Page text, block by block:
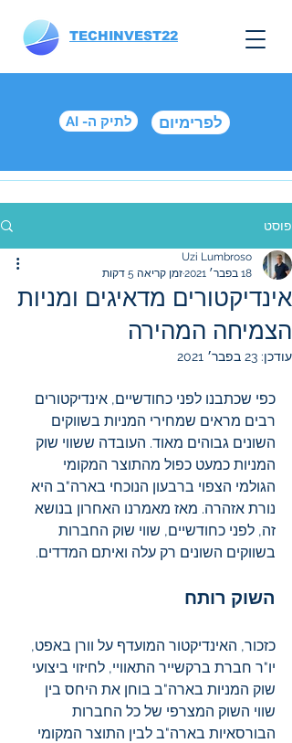
TECHINVEST22
AI -לתיק ה לפרימיום
פוסט
אינדיקטורים מדאיגים ומניות
הצמיחה המהירה
Uzi Lumbroso
18 בפבר׳ 2021
זמן קריאה 5 דקות
עודכן: 23 בפבר׳ 2021
כפי שכתבנו לפני כחודשיים, אינדיקטורים
רבים מראים שמחירי המניות בשווקים
השונים גבוהים מאוד. העובדה ששווי שוק
המניות כמעט כפול מהתוצר המקומי
הגולמי הצפוי ברבעון הנוכחי בארה"ב היא
נורת אזהרה. מאז מאמרנו האחרון בנושא
זה, לפני כחודשיים, שווי שוק החברות
בשווקים השונים רק עלה ואיתם המדדים.
השוק רותח
כזכור, האינדיקטור המועדף על וורן באפט,
יו"ר חברת ברקשייר התאוויי, לחיזוי ביצועי
שוק המניות בארה"ב בוחן את היחס בין
שווי השוק המצרפי של כל החברות
הבורסאיות בארה"ב לבין התוצר המקומי